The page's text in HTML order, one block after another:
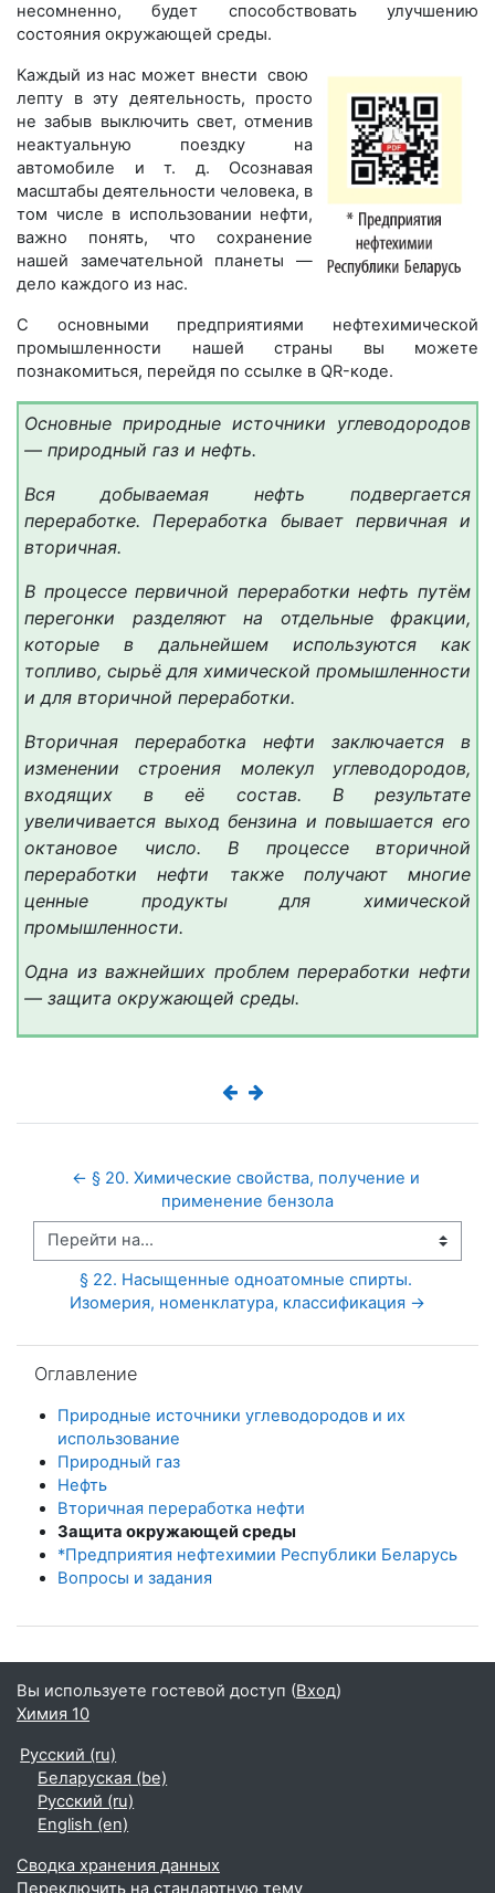
несомненно, будет способствовать улучшению
состояния окружающей среды.
Каждый из нас может внести свою
лепту в эту деятельность, просто
не забыв выключить свет, отменив
неактуальную поездку на
автомобиле и т. д. Осознавая
масштабы деятельности человека, в
том числе в использовании нефти,
важно понять, что сохранение
нашей замечательной планеты —
дело каждого из нас.
С основными предприятиями нефтехимической
промышленности нашей страны вы можете
познакомиться, перейдя по ссылке в QR-коде.
Основные природные источники углеводородов
— природный газ и нефть.
Вся добываемая нефть подвергается
переработке. Переработка бывает первичная и
вторичная.
В процессе первичной переработки нефть путём
перегонки разделяют на отдельные фракции,
которые в дальнейшем используются как
топливо, сырьё для химической промышленности
и для вторичной переработки.
Вторичная переработка нефти заключается в
изменении строения молекул углеводородов,
входящих в её состав. В результате
увеличивается выход бензина и повышается его
октановое число. В процессе вторичной
переработки нефти также получают многие
ценные продукты для химической
промышленности.
Одна из важнейших проблем переработки нефти
— защита окружающей среды.
← § 20. Химические свойства, получение и
применение бензола
Перейти на...
§ 22. Насыщенные одноатомные спирты.
Изомерия, номенклатура, классификация →
Оглавление
Природные источники углеводородов и их
использование
Природный газ
Нефть
Вторичная переработка нефти
Защита окружающей среды
*Предприятия нефтехимии Республики Беларусь
Вопросы и задания
Вы используете гостевой доступ (Вход)
Химия 10
Русский ‎(ru)‎
Беларуская ‎(be)‎
Русский ‎(ru)‎
English ‎(en)‎
Сводка хранения данных
Переключить на стандартную тему